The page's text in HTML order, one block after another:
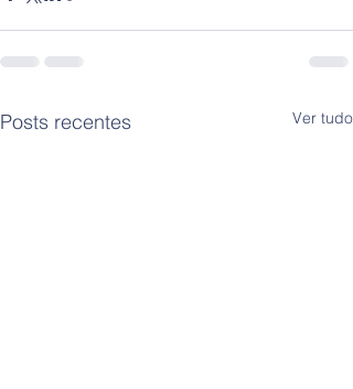
Posts recentes Ver tudo